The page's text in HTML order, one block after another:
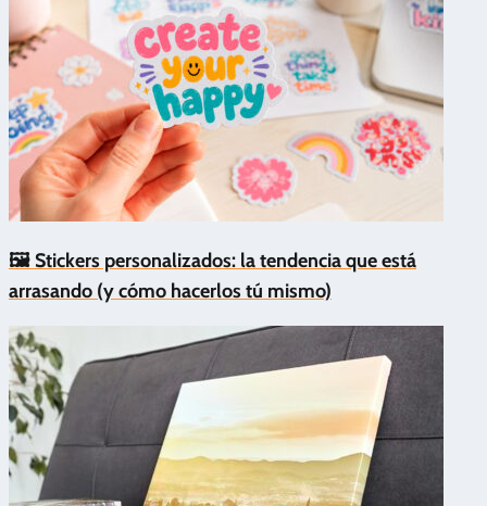
🖼️ Stickers personalizados: la tendencia que está
arrasando (y cómo hacerlos tú mismo)